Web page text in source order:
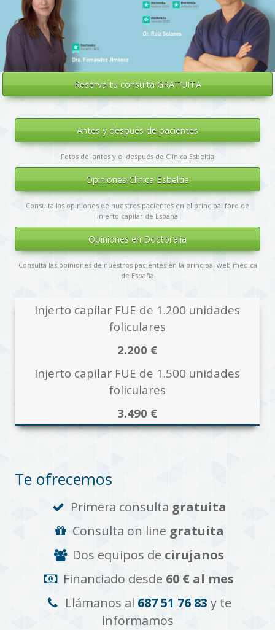
Reserva tuconsulta GRATUITA
Antes y después de pacientes
Fotos del antes y el después de Clínica Esbeltia
Opiniones Clínica Esbeltia
Consulta las opiniones de nuestros pacientes en el principal foro de
injerto capilar de España
Opiniones en Doctoralia
Consulta las opiniones de nuestros pacientes en la principal web médica
de España
Injerto capilar FUE de 1.200 unidades
foliculares
2.200 €
Injerto capilar FUE de 1.500 unidades
foliculares
3.490 €
Te ofrecemos
Primera consulta gratuita
Consulta on line gratuita
Dos equipos de cirujanos
Financiado desde 60 € al mes
Llámanos al 687 51 76 83 y te
informamos